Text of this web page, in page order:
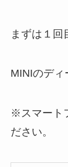
まずは１回
MINIのディ
※スマート
ださい。